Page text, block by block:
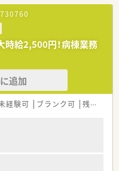
730760
時給2,500円！病棟業務
追加
経験可 ブランク可 残業なし(ほぼなし含む)